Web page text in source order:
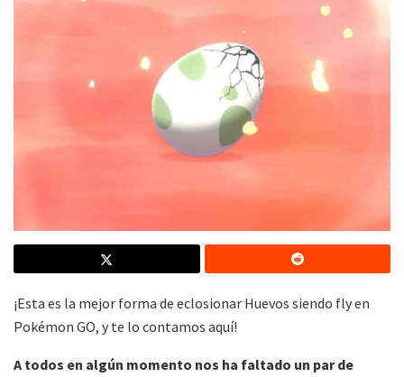
¡Esta es la mejor forma de eclosionar Huevos siendo fly en
Pokémon GO, y te lo contamos aquí!
A todos en algún momento nos ha faltado un par de